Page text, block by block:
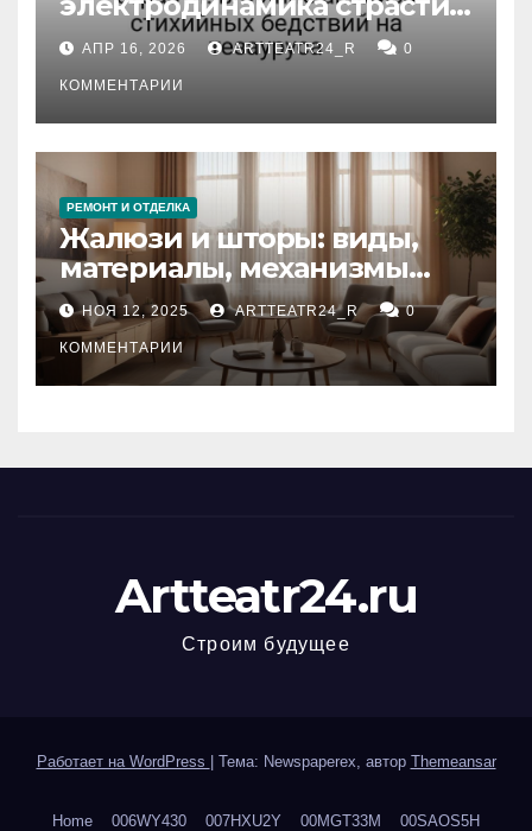
влияние анализа
стихийных бедствий на
тезауруса
АПР 16, 2026 ARTTEATR24_R 0
КОММЕНТАРИИ
РЕМОНТ И ОТДЕЛКА
Жалюзи и шторы: виды,
материалы, механизмы
управления и уход
НОЯ 12, 2025 ARTTEATR24_R 0
КОММЕНТАРИИ
Artteatr24.ru
Строим будущее
Работает на WordPress Тема: Newspaperex, автор Themeansar
Home 006WY430 007HXU2Y 00MGT33M 00SAOS5H